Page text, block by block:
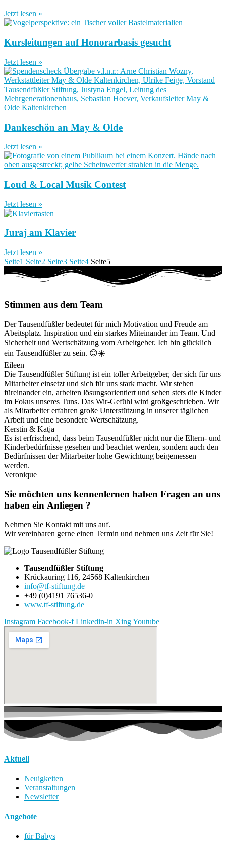
Jetzt lesen »
Kursleitungen auf Honorarbasis gesucht
Jetzt lesen »
Dankeschön an May & Olde
Jetzt lesen »
Loud & Local Musik Contest
Jetzt lesen »
Juraj am Klavier
Jetzt lesen »
Seite1 Seite2 Seite3 Seite4 Seite5
Stimmen aus dem Team
Der Tausendfüßler bedeutet für mich Motivation und Freude am
Abeitsplatz. Inspiration und ein starkes Miteinander im Team. Und
Sicherheit und Wertschätzung vom Arbeitgeber. Ich bin glücklich
ein Tausendfüßler zu sein. 😊☀️
Eileen
Die Tausendfüßler Stiftung ist ein toller Arbeitgeber, der sich für uns
Mitarbeiter einsetzt und sich für uns stark macht. Wir stehen
füreinander ein, arbeiten lösungsorientiert und sehen stets die Kinder
im Fokus unseres Tuns. Das Wir-Gefühl wird großgeschrieben. Wir
als Mitarbeiter erfahren große Unterstützung in unserer täglichen
Arbeit und eine besondere Wertschätzung.
Kerstin & Katja
Es ist erfrischend, dass beim Tausendfüßler nicht nur die Eltern- und
Kinderbedürfnisse gesehen und beachtet werden, sondern auch den
Bedürfnissen der Mitarbeiter hohe Gewichtung beigemessen
werden.
Veronique
Sie möchten uns kennenlernen haben Fragen an uns
haben ein Anliegen ?
Nehmen Sie Kontakt mit uns auf.
Wir vereinbaren gerne einen Termin und nehmen uns Zeit für Sie!
Tausendfüßler Stiftung
Krückauring 116, 24568 Kaltenkirchen
info@tf-stiftung.de
+49 (0)4191 76536-0
www.tf-stiftung.de
Instagram Facebook-f Linkedin-in XingYoutube
Aktuell
Neuigkeiten
Veranstaltungen
Newsletter
Angebote
für Babys